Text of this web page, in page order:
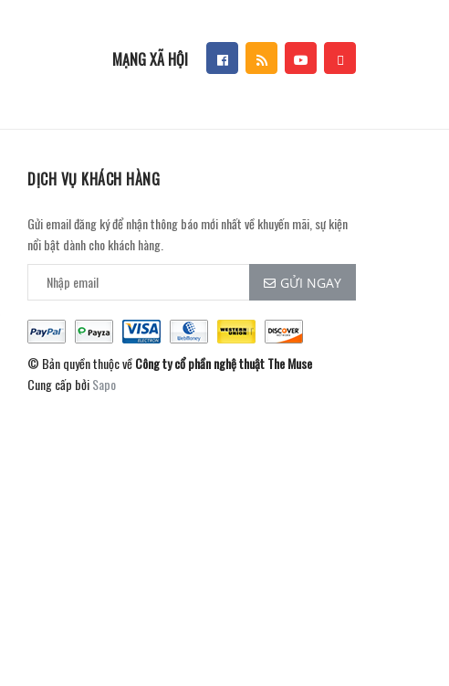
MẠNG XÃ HỘI
DỊCH VỤ KHÁCH HÀNG
Gửi email đăng ký để nhận thông báo mới nhất về khuyến mãi, sự kiện
nổi bật dành cho khách hàng.
GỬI NGAY
© Bản quyền thuộc vềCông ty cổ phần nghệ thuật The Muse
Cung cấp bởiSapo